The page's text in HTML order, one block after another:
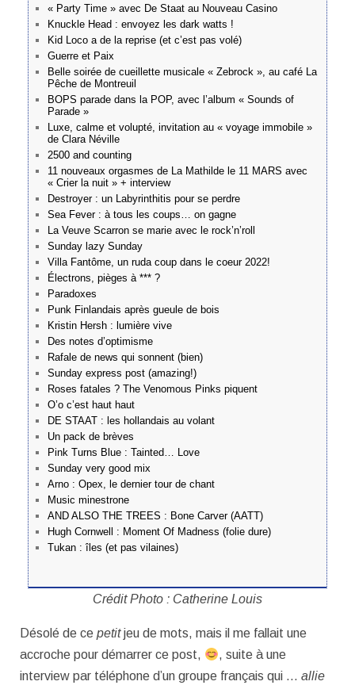
« Party Time » avec De Staat au Nouveau Casino
Knuckle Head : envoyez les dark watts !
Kid Loco a de la reprise (et c’est pas volé)
Guerre et Paix
Belle soirée de cueillette musicale « Zebrock », au café La
Pêche de Montreuil
BOPS parade dans la POP, avec l’album « Sounds of
Parade »
Luxe, calme et volupté, invitation au « voyage immobile »
de Clara Néville
2500 and counting
11 nouveaux orgasmes de La Mathilde le 11 MARS avec
« Crier la nuit » + interview
Destroyer : un Labyrinthitis pour se perdre
Sea Fever : à tous les coups… on gagne
La Veuve Scarron se marie avec le rock’n’roll
Sunday lazy Sunday
Villa Fantôme, un ruda coup dans le coeur 2022!
Électrons, pièges à *** ?
Paradoxes
Punk Finlandais après gueule de bois
Kristin Hersh : lumière vive
Des notes d’optimisme
Rafale de news qui sonnent (bien)
Sunday express post (amazing!)
Roses fatales ? The Venomous Pinks piquent
O’o c’est haut haut
DE STAAT : les hollandais au volant
Un pack de brèves
Pink Turns Blue : Tainted… Love
Sunday very good mix
Arno : Opex, le dernier tour de chant
Music minestrone
AND ALSO THE TREES : Bone Carver (AATT)
Hugh Cornwell : Moment Of Madness (folie dure)
Tukan : îles (et pas vilaines)
Crédit Photo : Catherine Louis
Désolé de ce petitjeu de mots, mais il me fallait une
accroche pour démarrer ce post,
, suite à une
interview par téléphone d’un groupe français qui … allie